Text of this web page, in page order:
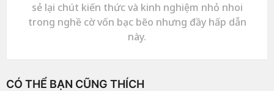
sẻ lại chút kiến thức và kinh nghiệm nhỏ nhoi
trong nghề cờ vốn bạc bẽo nhưng đầy hấp dẫn
này.
CÓ THỂ BẠN CŨNG THÍCH